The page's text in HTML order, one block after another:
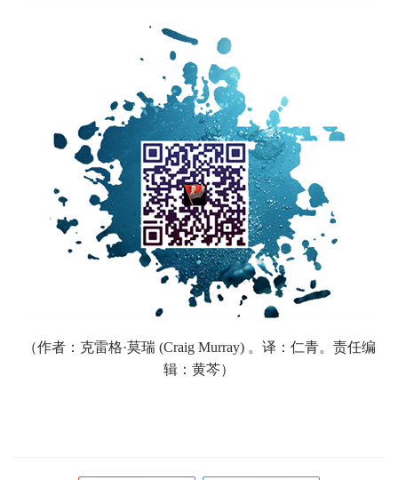
（作者：克雷格·莫瑞 (Craig Murray) 。译：仁青。责任编
辑：黄芩）